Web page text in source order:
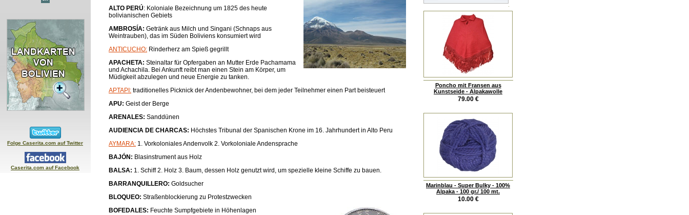
Folge Caserita.com auf Twitter
Caserita.com auf Facebook
ALTO PERÚ: Koloniale Bezeichnung um 1825 des heute
bolivianischen Gebiets
AMBROSÍA: Getränk aus Milch und Singani (Schnaps aus
Weintrauben), das im Süden Boliviens konsumiert wird
ANTICUCHO: Rinderherz am Spieß gegrillt
APACHETA: Steinaltar für Opfergaben an Mutter Erde Pachamama
und Achachila. Bei Ankunft reibt man einen Stein am Körper, um
Müdigkeit abzulegen und neue Energie zu tanken.
APTAPI: traditionelles Picknick der Andenbewohner, bei dem jeder Teilnehmer einen Part beisteuert
APU: Geist der Berge
ARENALES: Sanddünen
AUDIENCIA DE CHARCAS: Höchstes Tribunal der Spanischen Krone im 16. Jahrhundert in Alto Peru
AYMARA: 1. Vorkoloniales Andenvolk 2. Vorkoloniale Andensprache
BAJÓN: Blasinstrument aus Holz
BALSA: 1. Schiff 2. Holz 3. Baum, dessen Holz genutzt wird, um spezielle kleine Schiffe zu bauen.
BARRANQUILLERO: Goldsucher
BLOQUEO: Straßenblockierung zu Protestzwecken
BOFEDALES: Feuchte Sumpfgebiete in Höhenlagen
Poncho mit Fransen aus
Kunstseide - Alpakawolle
79.00 €
Marinblau - Super Bulky - 100%
Alpaka - 100 gr./ 100 mt.
10.00 €